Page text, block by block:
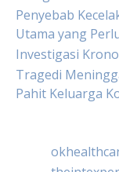
Penyebab
Utama yang
Investigasi
Tragedi
Pahit Keluarga